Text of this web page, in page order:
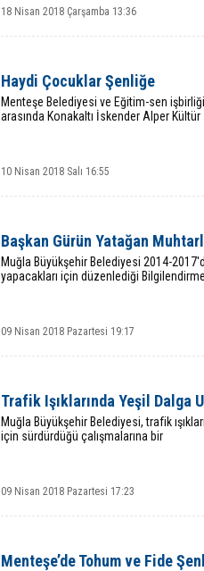
18 Nisan 2018 Çarşamba 13:36
Haydi Çocuklar Şenliğe
Menteşe Belediyesi ve Eğitim-sen
arasında Konakaltı İskender Alper Kültür
10 Nisan 2018 Salı 16:55
Başkan Gürün Yatağan
Muğla Büyükşehir Belediyesi 2014-
yapacakları için düzenlediği
09 Nisan 2018 Pazartesi 19:17
Trafik Işıklarında Yeşil Dalga
Muğla Büyükşehir Belediyesi, trafik
için sürdürdüğü çalışmalarına bir
09 Nisan 2018 Pazartesi 17:23
Menteşe’de Tohum ve Fide